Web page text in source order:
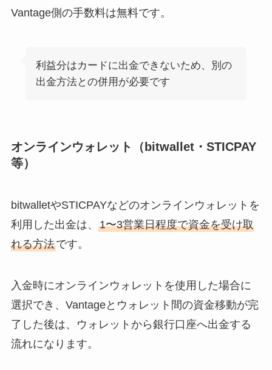
Vantage側の手数料は無料です。
利益分はカードに出金できないため、別の
出金方法との併用が必要です
オンラインウォレット（bitwallet・STICPAY
等）
bitwalletやSTICPAYなどのオンラインウォレットを
利用した出金は、 1〜3営業日程度で資金を受け取
れる方法です。
入金時にオンラインウォレットを使用した場合に
選択でき、Vantageとウォレット間の資金移動が完
了した後は、ウォレットから銀行口座へ出金する
流れになります。